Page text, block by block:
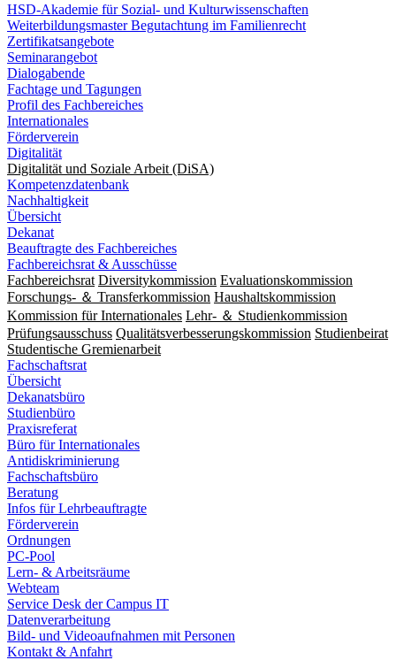
HSD-Akademie für Sozial- und Kulturwissenschaften
Weiterbildungsmaster Begutachtung im Familienrecht
Zertifikatsangebote
Seminarangebot
Dialogabende
Fachtage und Tagungen
Profil des Fachbereiches
Internationales
Förderverein
Digitalität
Digitalität und Soziale Arbeit (DiSA)
Kompetenzdatenbank
Nachhaltigkeit
Übersicht
Dekanat
Beauftragte des Fachbereiches
Fachbereichsrat & Ausschüsse
Fachbereichsrat Diversitykommission Evaluationskommission
Forschungs- ＆ Transferkommission Haushaltskommission
Kommission für Internationales Lehr- ＆ Studienkommission
Prüfungsausschuss Qualitätsverbesserungskommission Studienbeirat
Studentische Gremienarbeit
Fachschaftsrat
Übersicht
Dekanatsbüro
Studienbüro
Praxisreferat
Büro für Internationales
Antidiskriminierung
Fachschaftsbüro
Beratung
Infos für Lehrbeauftragte
Förderverein
Ordnungen
PC-Pool
Lern- & Arbeitsräume
Webteam
Service Desk der Campus IT
Datenverarbeitung
Bild- und Videoaufnahmen mit Personen
Kontakt & Anfahrt